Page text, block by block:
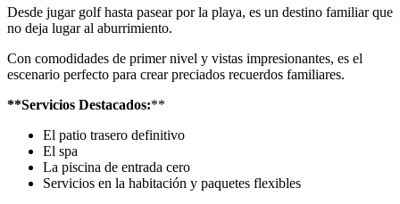
Desde jugar golf hasta pasear por la playa, es un destino familiar que
no deja lugar al aburrimiento.
Con comodidades de primer nivel y vistas impresionantes, es el
escenario perfecto para crear preciados recuerdos familiares.
**Servicios Destacados:**
El patio trasero definitivo
El spa
La piscina de entrada cero
Servicios en la habitación y paquetes flexibles